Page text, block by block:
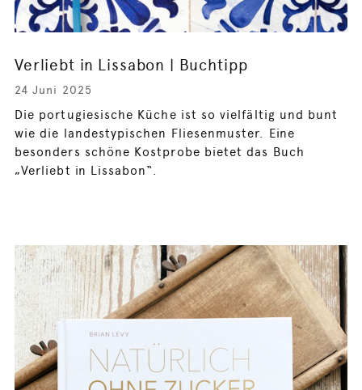
Verliebt in Lissabon | Buchtipp
24 Juni 2025
Die portugiesische Küche ist so vielfältig und bunt
wie die landestypischen Fliesenmuster. Eine
besonders schöne Kostprobe bietet das Buch
„Verliebt in Lissabon“.